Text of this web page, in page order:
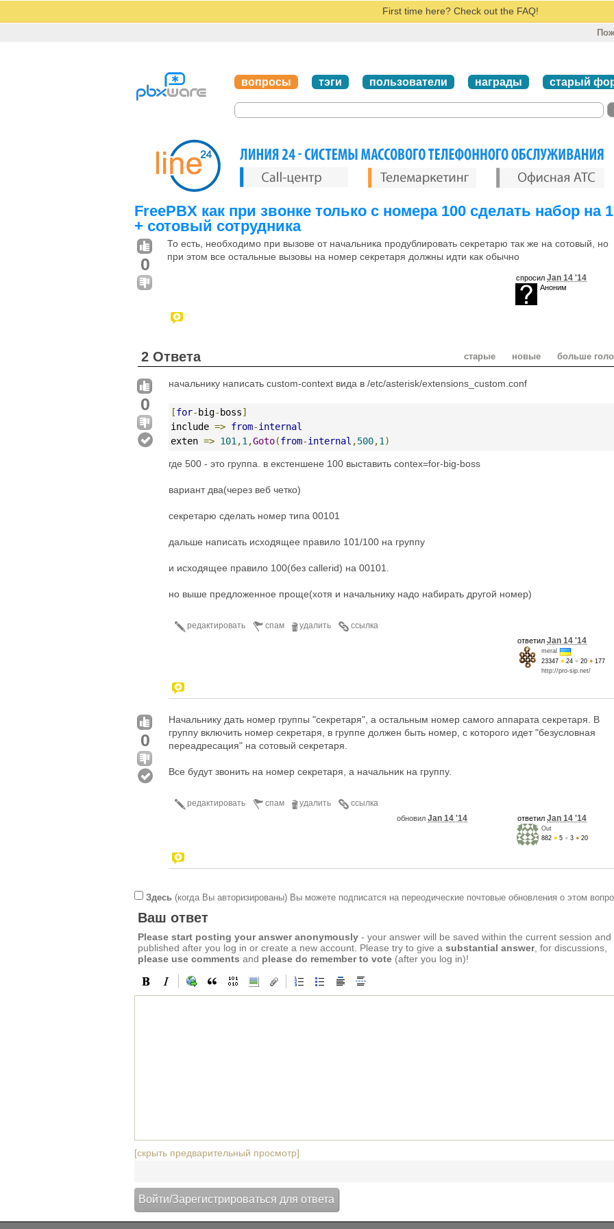
First time here? Check out the FAQ!
вопросы тэги пользователи награды старый
FreePBX как при звонке только с номера 100 сделать набор на
+ сотовый сотрудника
0
То есть, необходимо при вызове от начальника продублировать секретарю так же на сотовый, но
при этом все остальные вызовы на номер секретаря должны идти как обычно
спросил Jan 14 '14
Аноним
2 Ответа старые новые больше
0
начальнику написать custom-context вида в /etc/asterisk/extensions_custom.conf
[for-big-boss]
include => from-internal
exten => 101 ,1 ,Goto(from-internal ,500,1 )
где 500 - это группа. в екстеншене 100 выставить contex=for-big-boss
вариант два(через веб четко)
секретарю сделать номер типа 00101
дальше написать исходящее правило 101/100 на группу
и исходящее правило 100(без callerid) на 00101.
но выше предложенное проще(хотя и начальнику надо набирать другой номер)
ссылка
удалить
спам
редактировать
ответил Jan 14 '14
meral
23347 ● 24 ● 20 ● 177
http://pro-sip.net/
0
Начальнику дать номер группы "секретаря", а остальным номер самого аппарата секретаря. В
группу включить номер секретаря, в группе должен быть номер, с которого идет "безусловная
переадресация" на сотовый секретаря.
Все будут звонить на номер секретаря, а начальник на группу.
ссылка
удалить
спам
редактировать
ответил Jan 14 '14
Out
882 ● 5 ● 3 ● 20
обновил Jan 14 '14
Здесь (когда Вы авторизированы) Вы можете подписатся на переодические почтовые обновления о этом
Ваш ответ
Please start posting your answer anonymously - your answer will be saved within the current session and
published after you log in or create a new account. Please try to give a substantial answer, for discussions,
please use comments and please do remember to vote (after you log in)!
[скрыть предварительный просмотр]